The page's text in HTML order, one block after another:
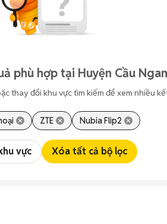
phù hợp tại Huyện Cầu
thay đổi khu vực tìm kiếm để xem nhiều
ZTE Nubia Flip2
vực Xóa tất cả bộ lọc